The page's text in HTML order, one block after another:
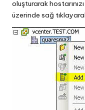
oluşturarak
üzerinde sağ